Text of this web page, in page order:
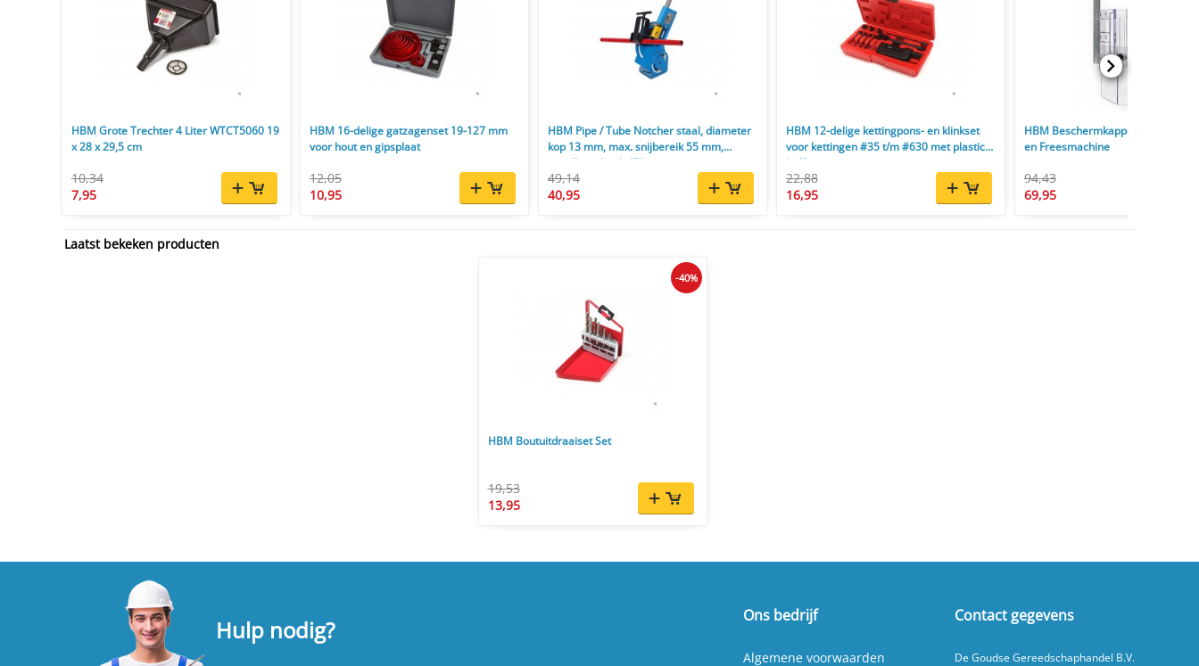
HBM Grote Trechter 4 Liter WTCT5060 19
x 28 x 29,5 cm
10,34
7,95
HBM 16-delige gatzagenset 19-127 mm
voor hout en gipsplaat
12,05
10,95
HBM Pipe / Tube Notcher staal, diameter
kop 13 mm, max. snijbereik 55 mm,
instelbare hoek 45°
49,14
40,95
HBM 12-delige kettingpons- en klinkset
voor kettingen #35 t/m #630 met plastic
koffer
22,88
16,95
HBM Beschermkappen voor
en Freesmachine
94,43
69,95
Laatst bekeken producten
HBM Boutuitdraaiset Set
19,53
13,95
-40%
Ons bedrijf
Algemene voorwaarden
Contact gegevens
De Goudse Gereedschaphandel B.V.
Hulp nodig?